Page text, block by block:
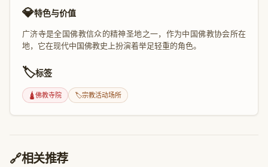
💎特色与价值
广济寺是全国佛教信众的精神圣地之一，作为中国佛教协会所在
地，它在现代中国佛教史上扮演着举足轻重的角色。
🏷️标签
🛕佛教寺院 🏷️宗教活动场所
🔗相关推荐